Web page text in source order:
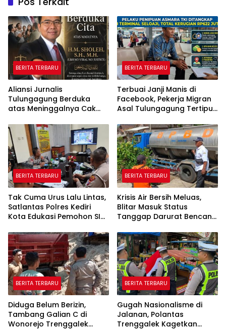
BERITA TERBARU
Aliansi Jurnalis
Tulungagung Berduka
atas Meninggalnya Cak
“Beliau Pejuang Keadilan
yang Vokal”
BERITA TERBARU
Terbuai Janji Manis di
Facebook, Pekerja Migran
Asal Tulungagung Tertipu
BERITA TERBARU
Tak Cuma Urus Lalu Lintas,
Satlantas Polres Kediri
Kota Edukasi Pemohon SIM
Pelatihan AI
BERITA TERBARU
Krisis Air Bersih Meluas,
Blitar Masuk Status
Tanggap Darurat Bencana
BERITA TERBARU
Diduga Belum Berizin,
Tambang Galian C di
Wonorejo Trenggalek
BERITA TERBARU
Gugah Nasionalisme di
Jalanan, Polantas
Trenggalek Kagetkan